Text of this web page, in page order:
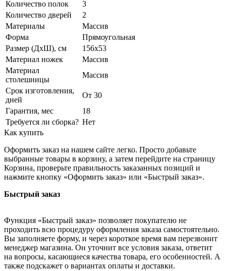
Количество полок
3
Количество дверей
2
Материалы
Массив
Форма
Прямоугольная
Размер (ДхШ), см
156х53
Материал ножек
Массив
Материал
столешницы
Массив
Срок изготовления,
дней
От 30
Гарантия, мес
18
Требуется ли сборка? Нет
Как купить
Оформить заказ на нашем сайте легко. Просто добавьте
выбранные товары в корзину, а затем перейдите на страницу
Корзина, проверьте правильность заказанных позиций и
нажмите кнопку «Оформить заказ» или «Быстрый заказ».
Быстрый заказ
Функция «Быстрый заказ» позволяет покупателю не
проходить всю процедуру оформления заказа самостоятельно.
Вы заполняете форму, и через короткое время вам перезвонит
менеджер магазина. Он уточнит все условия заказа, ответит
на вопросы, касающиеся качества товара, его особенностей. А
также подскажет о вариантах оплаты и доставки.